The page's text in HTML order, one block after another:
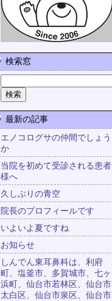
検索窓
最新の記事
エノコログサの仲間でしょう
か
当院を初めて受診される患者
様へ
久しぶりの青空
院長のプロフィールです
いよいよ夏ですね
お知らせ
しんでん東耳鼻科は、利府
町、塩釜市、多賀城市、七ヶ
浜町、仙台市若林区、仙台市
太白区、仙台市泉区、仙台市